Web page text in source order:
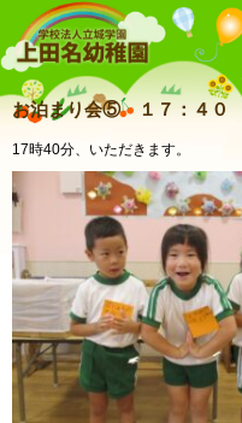
上
お泊まり会⑤ １７：４０
17時40分、いただきます。